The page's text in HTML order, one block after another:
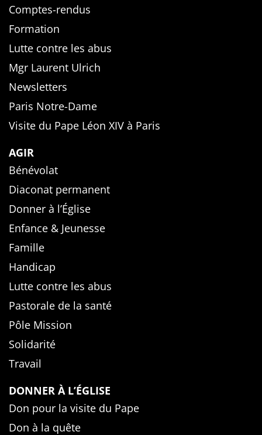
Comptes-rendus
Formation
Lutte contre les abus
Mgr Laurent Ulrich
Newsletters
Paris Notre-Dame
Visite du Pape Léon XIV à Paris
AGIR
Bénévolat
Diaconat permanent
Donner à l’Église
Enfance & Jeunesse
Famille
Handicap
Lutte contre les abus
Pastorale de la santé
Pôle Mission
Solidarité
Travail
DONNER À L’ÉGLISE
Don pour la visite du Pape
Don à la quête